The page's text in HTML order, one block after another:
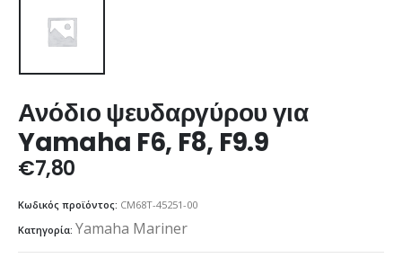
Ανόδιο ψευδαργύρου για
Yamaha F6, F8, F9.9
€7,80
Κωδικός προϊόντος: CM68T-45251-00
Κατηγορία: Yamaha Mariner